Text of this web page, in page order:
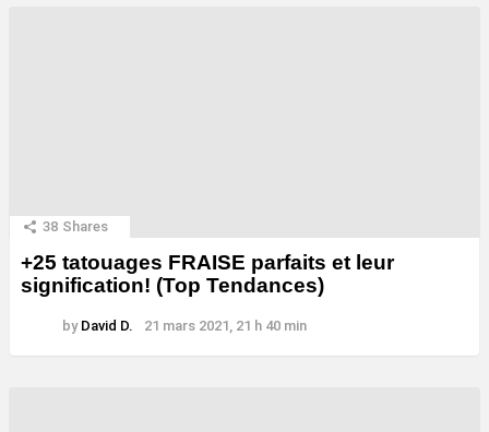
38 Shares
+25 tatouages ​​FRAISE parfaits et leur
signification! (Top Tendances)
by David D. 21 mars 2021, 21 h 40 min